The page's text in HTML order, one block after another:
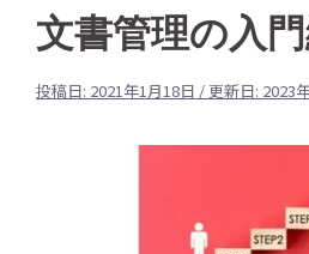
文書管理の入
投稿日: 2021年1月18日 / 更新日: 2023